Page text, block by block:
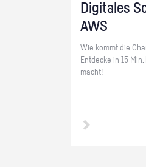
Di­gi­ta­les
AWS
Wie kommt die
Ent­de­cke in 15
macht!